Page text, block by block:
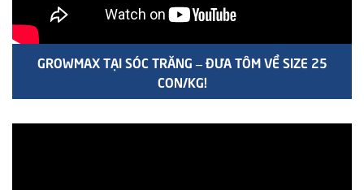
GROWMAX TẠI SÓC TRĂNG – ĐƯA TÔM VỀ SIZE 25
CON/KG!